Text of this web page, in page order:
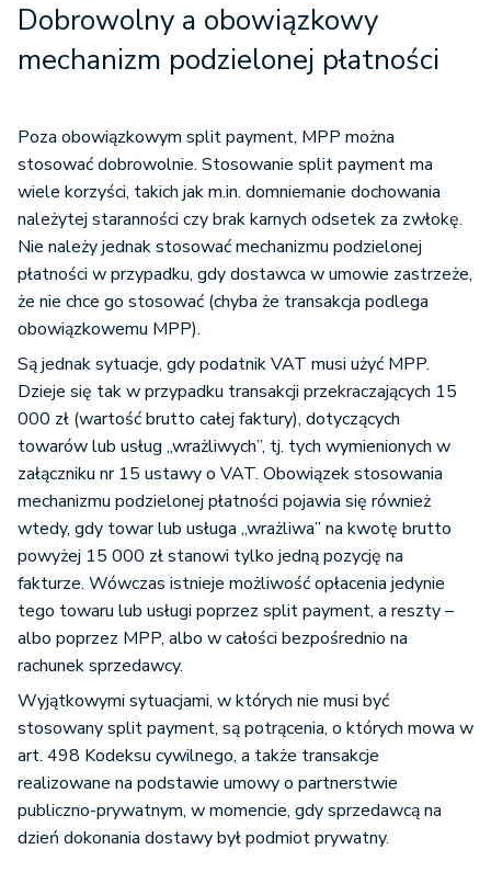
Dobrowolny a obowiązkowy
mechanizm podzielonej płatności
Poza obowiązkowym split payment, MPP można
stosować dobrowolnie. Stosowanie split payment ma
wiele korzyści, takich jak m.in. domniemanie dochowania
należytej staranności czy brak karnych odsetek za zwłokę.
Nie należy jednak stosować mechanizmu podzielonej
płatności w przypadku, gdy dostawca w umowie zastrzeże,
że nie chce go stosować (chyba że transakcja podlega
obowiązkowemu MPP).
Są jednak sytuacje, gdy podatnik VAT musi użyć MPP.
Dzieje się tak w przypadku transakcji przekraczających 15
000 zł (wartość brutto całej faktury), dotyczących
towarów lub usług „wrażliwych”, tj. tych wymienionych w
załączniku nr 15 ustawy o VAT. Obowiązek stosowania
mechanizmu podzielonej płatności pojawia się również
wtedy, gdy towar lub usługa „wrażliwa” na kwotę brutto
powyżej 15 000 zł stanowi tylko jedną pozycję na
fakturze. Wówczas istnieje możliwość opłacenia jedynie
tego towaru lub usługi poprzez split payment, a reszty –
albo poprzez MPP, albo w całości bezpośrednio na
rachunek sprzedawcy.
Wyjątkowymi sytuacjami, w których nie musi być
stosowany split payment, są potrącenia, o których mowa w
art. 498 Kodeksu cywilnego, a także transakcje
realizowane na podstawie umowy o partnerstwie
publiczno-prywatnym, w momencie, gdy sprzedawcą na
dzień dokonania dostawy był podmiot prywatny.